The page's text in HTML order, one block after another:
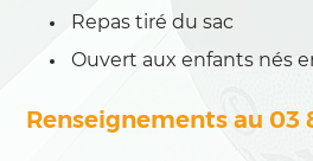
Repas tiré du sac
Ouvert aux enfants nés
Renseignements au 03